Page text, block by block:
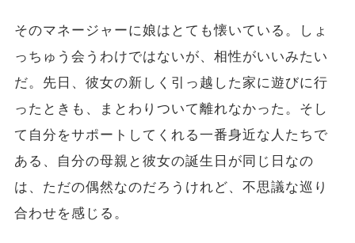
そのマネージャーに娘はとても懐いている。しょ
っちゅう会うわけではないが、相性がいいみたい
だ。先日、彼女の新しく引っ越した家に遊びに行
ったときも、まとわりついて離れなかった。そし
て自分をサポートしてくれる一番身近な人たちで
ある、自分の母親と彼女の誕生日が同じ日なの
は、ただの偶然なのだろうけれど、不思議な巡り
合わせを感じる。